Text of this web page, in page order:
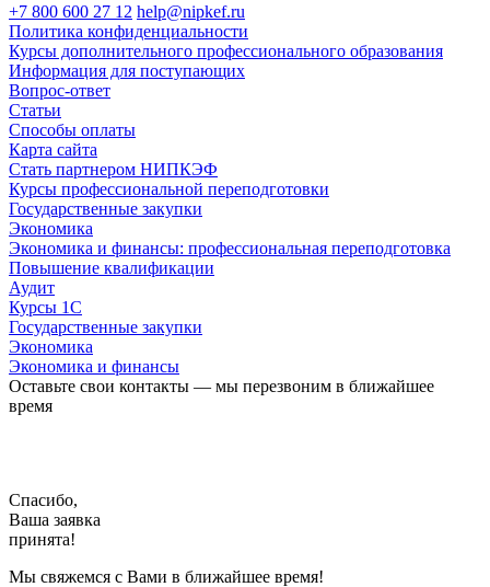
+7 800 600 27 12 help@nipkef.ru
Политика конфиденциальности
Курсы дополнительного профессионального образования
Информация для поступающих
Вопрос-ответ
Статьи
Способы оплаты
Карта сайта
Стать партнером НИПКЭФ
Курсы профессиональной переподготовки
Государственные закупки
Экономика
Экономика и финансы: профессиональная переподготовка
Повышение квалификации
Аудит
Курсы 1С
Государственные закупки
Экономика
Экономика и финансы
Оставьте свои контакты — мы перезвоним в ближайшее
время
Спасибо,
Ваша заявка
принята!
Мы свяжемся с Вами в ближайшее время!